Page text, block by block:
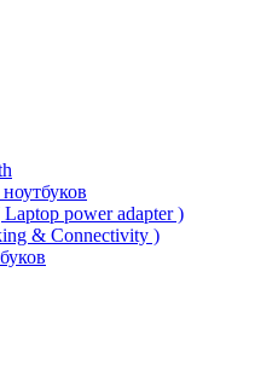
power adapter )
& Connectivity )